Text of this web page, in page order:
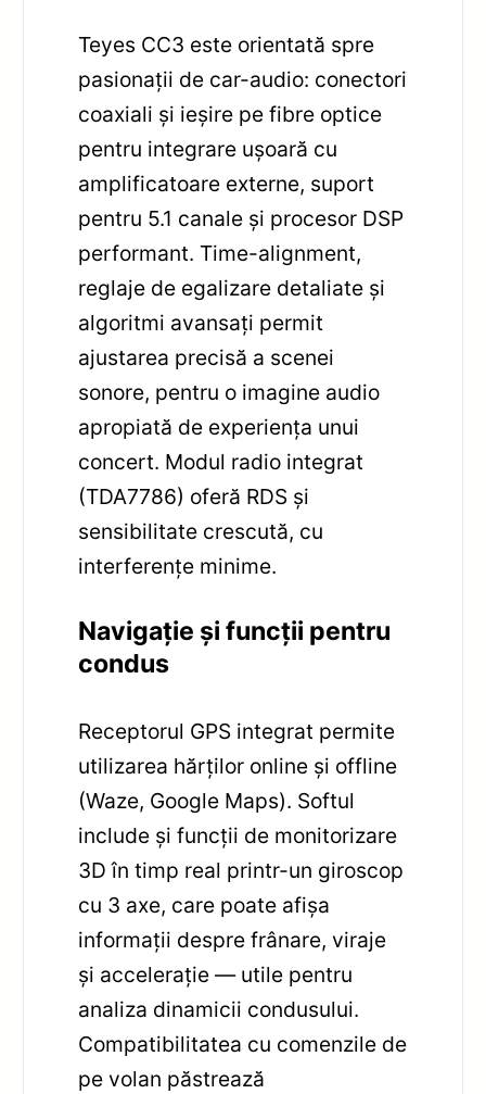
Teyes CC3 este orientată spre
pasionații de car-audio: conectori
coaxiali și ieșire pe fibre optice
pentru integrare ușoară cu
amplificatoare externe, suport
pentru 5.1 canale și procesor DSP
performant. Time-alignment,
reglaje de egalizare detaliate și
algoritmi avansați permit
ajustarea precisă a scenei
sonore, pentru o imagine audio
apropiată de experiența unui
concert. Modul radio integrat
(TDA7786) oferă RDS și
sensibilitate crescută, cu
interferențe minime.
Navigație și funcții pentru
condus
Receptorul GPS integrat permite
utilizarea hărților online și offline
(Waze, Google Maps). Softul
include și funcții de monitorizare
3D în timp real printr-un giroscop
cu 3 axe, care poate afișa
informații despre frânare, viraje
și accelerație — utile pentru
analiza dinamicii condusului.
Compatibilitatea cu comenzile de
pe volan păstrează